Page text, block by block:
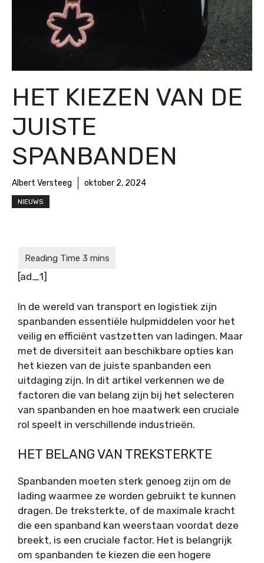
HET KIEZEN VAN DE
JUISTE
SPANBANDEN
Albert Versteeg oktober 2, 2024
NIEUWS
[ad_1]
In de wereld van transport en logistiek zijn
spanbanden essentiële hulpmiddelen voor het
veilig en efficiënt vastzetten van ladingen. Maar
met de diversiteit aan beschikbare opties kan
het kiezen van de juiste spanbanden een
uitdaging zijn. In dit artikel verkennen we de
factoren die van belang zijn bij het selecteren
van spanbanden en hoe maatwerk een cruciale
rol speelt in verschillende industrieën.
HET BELANG VAN TREKSTERKTE
Spanbanden moeten sterk genoeg zijn om de
lading waarmee ze worden gebruikt te kunnen
dragen. De treksterkte, of de maximale kracht
die een spanband kan weerstaan voordat deze
breekt, is een cruciale factor. Het is belangrijk
om spanbanden te kiezen die een hogere